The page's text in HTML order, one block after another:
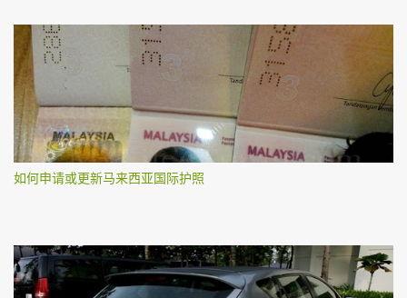
如何申请或更新马来西亚国际护照